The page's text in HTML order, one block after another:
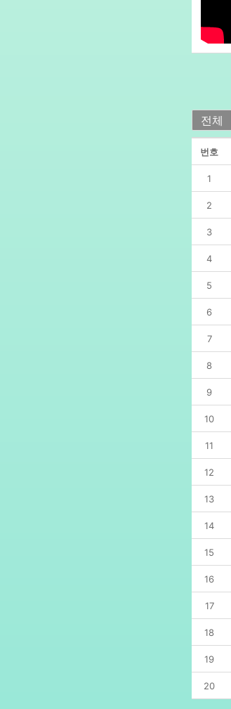
전체
번호
1
2
3
4
5
6
7
8
9
10
11
12
13
14
15
16
17
18
19
20